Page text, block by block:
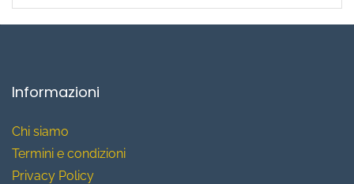
Informazioni
Chi siamo
Termini e condizioni
Privacy Policy